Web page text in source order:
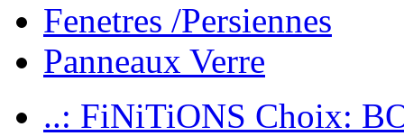
Fenetres /Persiennes
Panneaux Verre
..: FiNiTiONS Choix: